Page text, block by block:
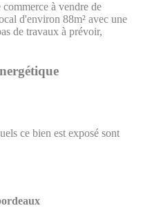
à vendre de
d'environ 88m² avec une
de travaux à prévoir,
ce bien est exposé sont